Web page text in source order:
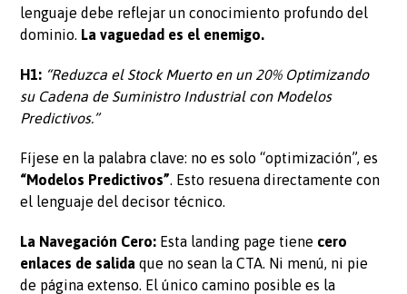
lenguaje debe reflejar un conocimiento profundo del
dominio. La vaguedad es el enemigo.
H1: “Reduzca el Stock Muerto en un 20% Optimizando
su Cadena de Suministro Industrial con Modelos
Predictivos.”
Fíjese en la palabra clave: no es solo “optimización”, es
“Modelos Predictivos” . Esto resuena directamente con
el lenguaje del decisor técnico.
La Navegación Cero: Esta landing page tiene cero
enlaces de salida que no sean la CTA. Ni menú, ni pie
de página extenso. El único camino posible es la